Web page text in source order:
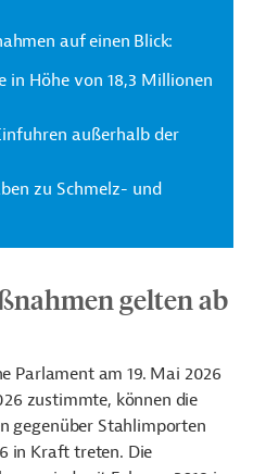
auf einen Blick:
in Höhe von 18,3 Millionen
außerhalb der
zu Schmelz- und
gelten ab
Parlament am 19. Mai 2026
zustimmte, können die
gegenüber Stahlimporten
in Kraft treten. Die